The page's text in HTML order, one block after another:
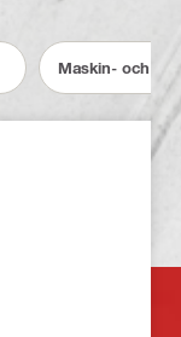
Maskin- och